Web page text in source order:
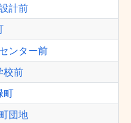
計前
ンター前
校前
町
団地